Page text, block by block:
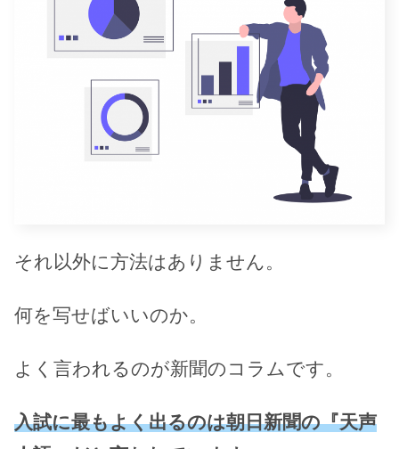
それ以外に方法はありません。
何を写せばいいのか。
よく言われるのが新聞のコラムです。
入試に最もよく出るのは朝日新聞の『天声